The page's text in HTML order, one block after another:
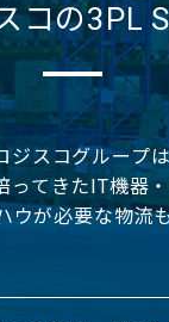
コの3PL
ジスコグループ
ってきたIT機器
ウが必要な物流